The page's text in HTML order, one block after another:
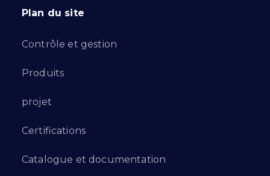
Plan du site
Contrôle et gestion
Produits
projet
Certifications
Catalogue et documentation